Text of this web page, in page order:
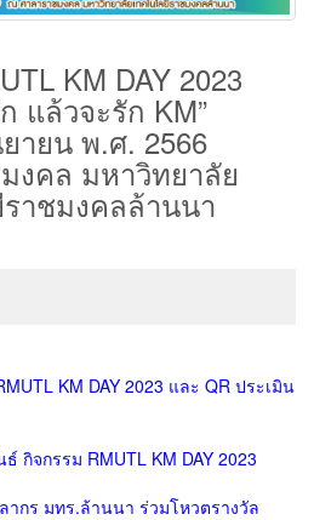
KM DAY 2023
แล้วจะรัก KM”
ายน พ.ศ. 2566
งคล มหาวิทยาลัย
าชมงคลล้านนา
KM DAY 2023 และ QR ประเมิน
กิจกรรม RMUTL KM DAY 2023
กร มทร.ล้านนา ร่วมโหวตรางวัล